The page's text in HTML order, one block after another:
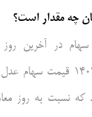
چه مقدار است؟
در آخرین روز